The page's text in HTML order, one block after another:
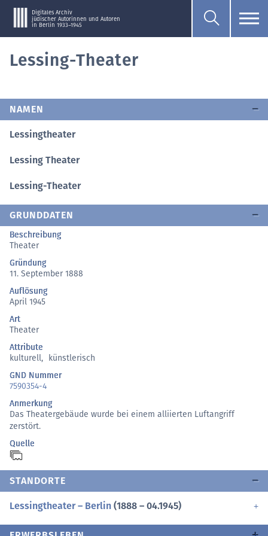
Digitales Archiv
jüdischer Autorinnen und Autoren
in Berlin 1933–1945
Lessing-Theater
NAMEN
Lessingtheater
Lessing Theater
Lessing-Theater
GRUNDDATEN
Beschreibung
Theater
Gründung
11. September 1888
Auflösung
April 1945
Art
Theater
Attribute
kulturell,
künstlerisch
GND Nummer
7590354-4
Anmerkung
Das Theatergebäude wurde bei einem alliierten Luftangriff
zerstört.
Quelle
STANDORTE
Lessingtheater – Berlin (1888 – 04.1945)